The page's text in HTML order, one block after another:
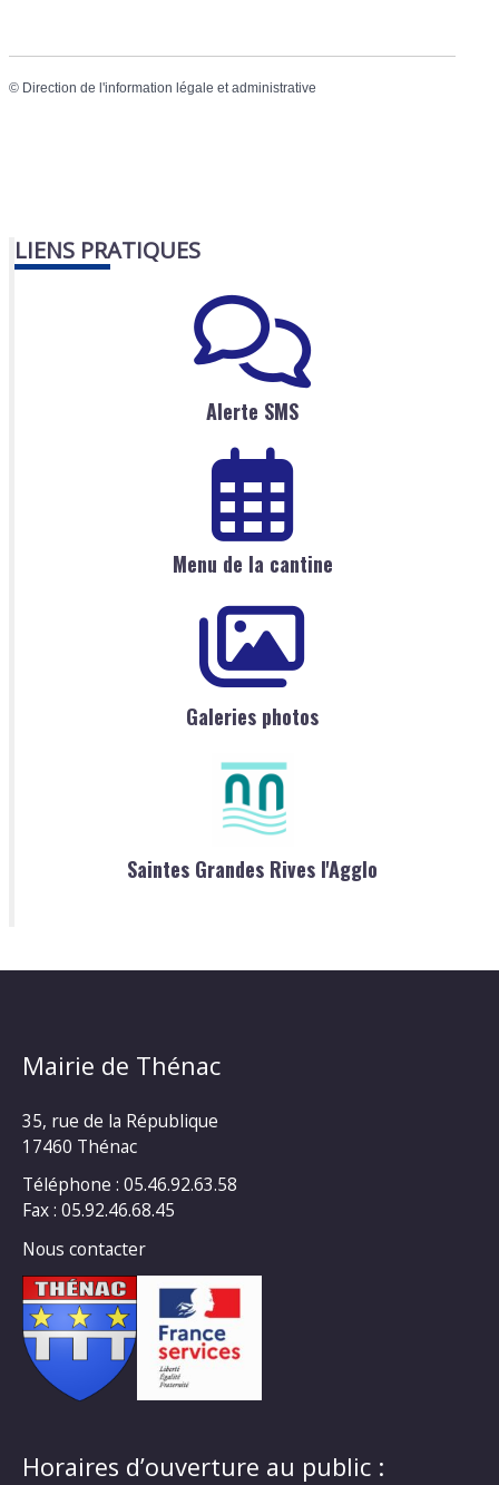
© Direction de l'information légale et administrative
LIENS PRATIQUES
Alerte SMS
Menu de la cantine
Galeries photos
Saintes Grandes Rives l'Agglo
Mairie de Thénac
35, rue de la République
17460 Thénac
Téléphone : 05.46.92.63.58
Fax : 05.92.46.68.45
Nous contacter
Horaires d’ouverture au public :